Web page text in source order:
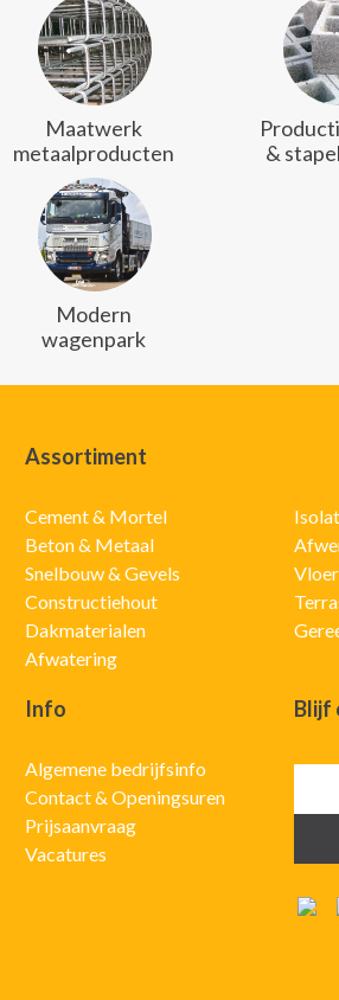
Maatwerk
metaalproducten
&
Modern
wagenpark
Assortiment
Cement & Mortel
Beton & Metaal
Snelbouw & Gevels
Constructiehout
Dakmaterialen
Afwatering
Info
Algemene bedrijfsinfo
Contact & Openingsuren
Prijsaanvraag
Vacatures
Blijf